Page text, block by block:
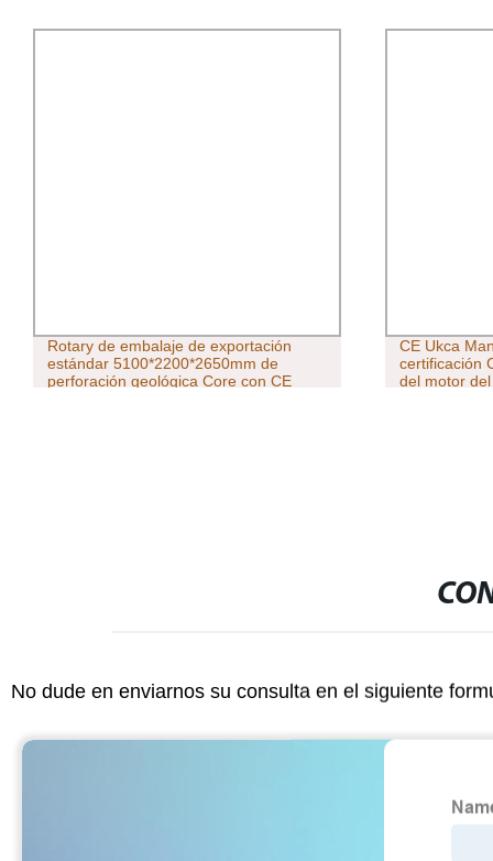
Rotary de embalaje de exportación
estándar 5100*2200*2650mm de
perforación geológica Core con CE
CE Ukca
certificación
del motor
No dude en enviarnos su consulta en el siguiente